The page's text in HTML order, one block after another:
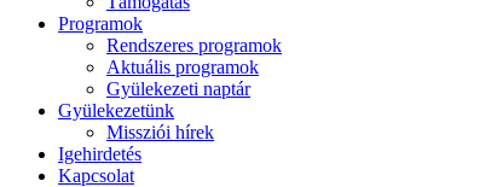
Programok
Rendszeres programok
Aktuális programok
Gyülekezeti naptár
Gyülekezetünk
Missziói hírek
Igehirdetés
Kapcsolat